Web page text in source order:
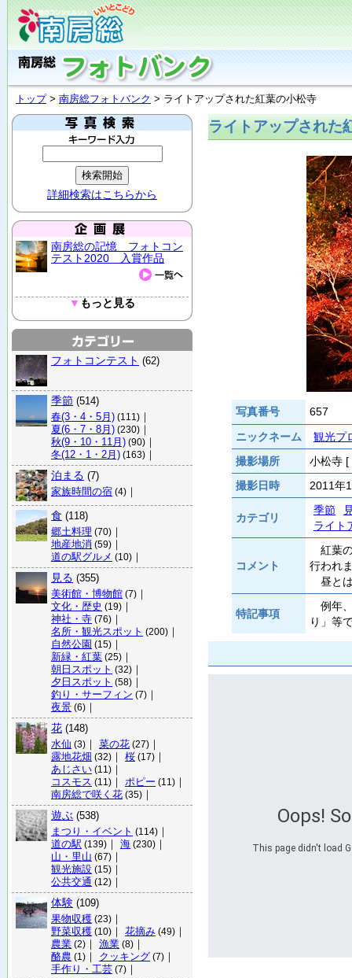
トップ> 南房総フォトバンク > ライトアップされた紅葉の小松寺
詳細検索はこちらから
南房総の記憶 フォトコン
テスト2020 入賞作品
▼ もっと見る
フォトコンテスト (62)
季節 (514)
春(3・4・5月) (111) ｜
夏(6・7・8月) (230) ｜
秋(9・10・11月) (90) ｜
冬(12・1・2月) (163) ｜
泊まる (7)
家族時間の宿 (4) ｜
食 (118)
郷土料理 (70) ｜
地産地消 (59) ｜
道の駅グルメ (10) ｜
見る (355)
美術館・博物館 (7) ｜
文化・歴史 (19) ｜
神社・寺 (76) ｜
名所・観光スポット (200) ｜
自然公園 (15) ｜
新緑・紅葉 (25) ｜
朝日スポット (32) ｜
夕日スポット (58) ｜
釣り・サーフィン (7) ｜
夜景 (6) ｜
花 (148)
水仙 (3) ｜ 菜の花 (27) ｜
露地花畑 (32) ｜ 桜 (17) ｜
あじさい (11) ｜
コスモス (11) ｜ ポピー (11) ｜
南房総で咲く花 (35) ｜
遊ぶ (538)
まつり・イベント (114) ｜
道の駅 (139) ｜ 海 (230) ｜
山・里山 (67) ｜
観光施設 (15) ｜
公共交通 (12) ｜
体験 (109)
果物収穫 (23) ｜
野菜収穫 (10) ｜ 花摘み (49) ｜
農業 (2) ｜ 漁業 (8) ｜
酪農 (1) ｜ クッキング (7) ｜
手作り・工芸 (7) ｜
ライトアップされた
写真番号
657
ニックネーム
観光プ
撮影場所
小松寺 [
撮影日時
2011年
カテゴリ
季節
ライト
コメント
紅葉の
行われ
昼と
特記事項
例年、
り」等
Oops!
This page didn't load